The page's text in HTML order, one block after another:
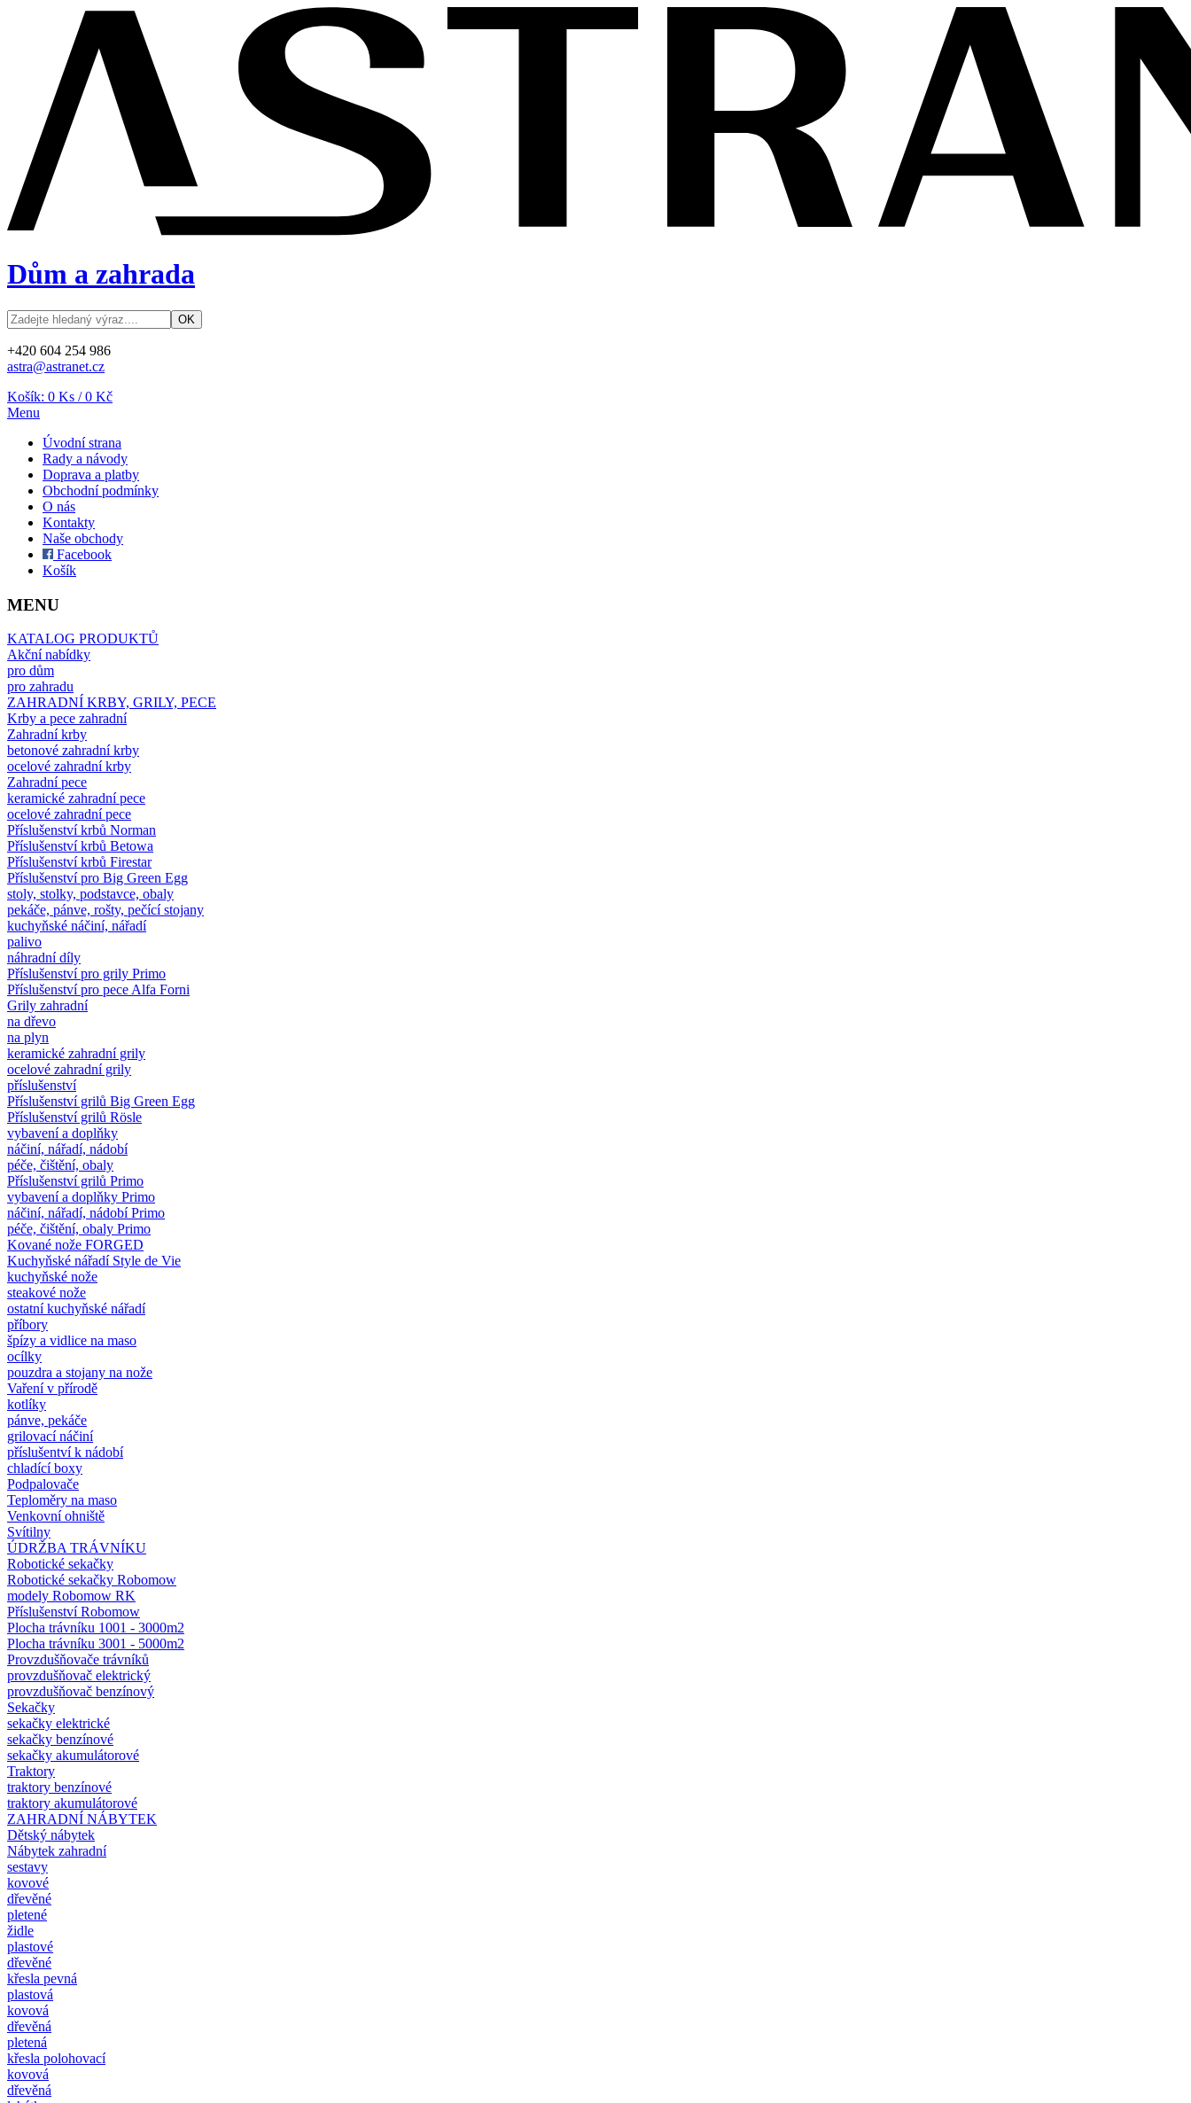
Dům a zahrada
+420 604 254 986
astra@astranet.cz
Košík: 0 Ks /0 Kč
Menu
Úvodní strana
Rady a návody
Doprava a platby
Obchodní podmínky
O nás
Kontakty
Naše obchody
Facebook
Košík
MENU
KATALOG PRODUKTŮ
Akční nabídky
pro dům
pro zahradu
ZAHRADNÍ KRBY, GRILY, PECE
Krby a pece zahradní
Zahradní krby
betonové zahradní krby
ocelové zahradní krby
Zahradní pece
keramické zahradní pece
ocelové zahradní pece
Příslušenství krbů Norman
Příslušenství krbů Betowa
Příslušenství krbů Firestar
Příslušenství pro Big Green Egg
stoly, stolky, podstavce, obaly
pekáče, pánve, rošty, pečící stojany
kuchyňské náčiní, nářadí
palivo
náhradní díly
Příslušenství pro grily Primo
Příslušenství pro pece Alfa Forni
Grily zahradní
na dřevo
na plyn
keramické zahradní grily
ocelové zahradní grily
příslušenství
Příslušenství grilů Big Green Egg
Příslušenství grilů Rösle
vybavení a doplňky
náčiní, nářadí, nádobí
péče, čištění, obaly
Příslušenství grilů Primo
vybavení a doplňky Primo
náčiní, nářadí, nádobí Primo
péče, čištění, obaly Primo
Kované nože FORGED
Kuchyňské nářadí Style de Vie
kuchyňské nože
steakové nože
ostatní kuchyňské nářadí
příbory
špízy a vidlice na maso
ocílky
pouzdra a stojany na nože
Vaření v přírodě
kotlíky
pánve, pekáče
grilovací náčiní
příslušentví k nádobí
chladící boxy
Podpalovače
Teploměry na maso
Venkovní ohniště
Svítilny
ÚDRŽBA TRÁVNÍKU
Robotické sekačky
Robotické sekačky Robomow
modely Robomow RK
Příslušenství Robomow
Plocha trávníku 1001 - 3000m2
Plocha trávníku 3001 - 5000m2
Provzdušňovače trávníků
provzdušňovač elektrický
provzdušňovač benzínový
Sekačky
sekačky elektrické
sekačky benzínové
sekačky akumulátorové
Traktory
traktory benzínové
traktory akumulátorové
ZAHRADNÍ NÁBYTEK
Dětský nábytek
Nábytek zahradní
sestavy
kovové
dřevěné
pletené
židle
plastové
dřevěné
křesla pevná
plastová
kovová
dřevěná
pletená
křesla polohovací
kovová
dřevěná